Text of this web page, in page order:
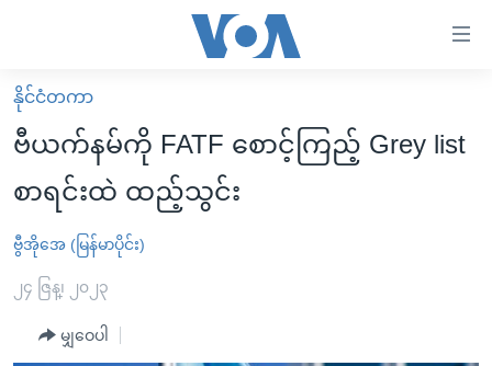
လွယ်ကူ
စေ
များ
ပင်မ
မူလစာမျက်နှာ
မြန်မာ
ကမ္ဘာ့သတင်းများ
နိုင်ငံတကာ
အမေရိကန်
အစ္စရေး-ပါလက်စတိုင်း
ဗွီဒီယို
သတင်းလွတ်လပ်ခွင့်
အင်္ဂလိပ်စာလေ့လာမယ်
နိုင်ငံတကာ
ဗီယက်နမ်ကို FATF စောင့်ကြည့် Grey list
စာရင်းထဲ ထည့်သွင်း
ဗွီအိုအေ (မြန်မာပိုင်း)
၂၄ ဇြန္၊ ၂၀၂၃
မျှဝေပါ